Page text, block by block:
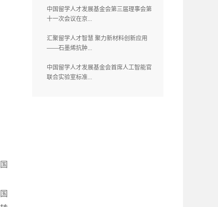
中国留学人才发展基金会第三届理事会第
十一次会议在京...
汇聚留学人才智慧 聚力新材料创新应用
——石墨烯抗肿...
中国留学人才发展基金会首席人工智能官
联合实验室标准...